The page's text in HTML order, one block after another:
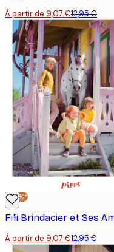
À partir de 9,07 €12,95 €
-30%*
À partir de 9,07 €12,95 €